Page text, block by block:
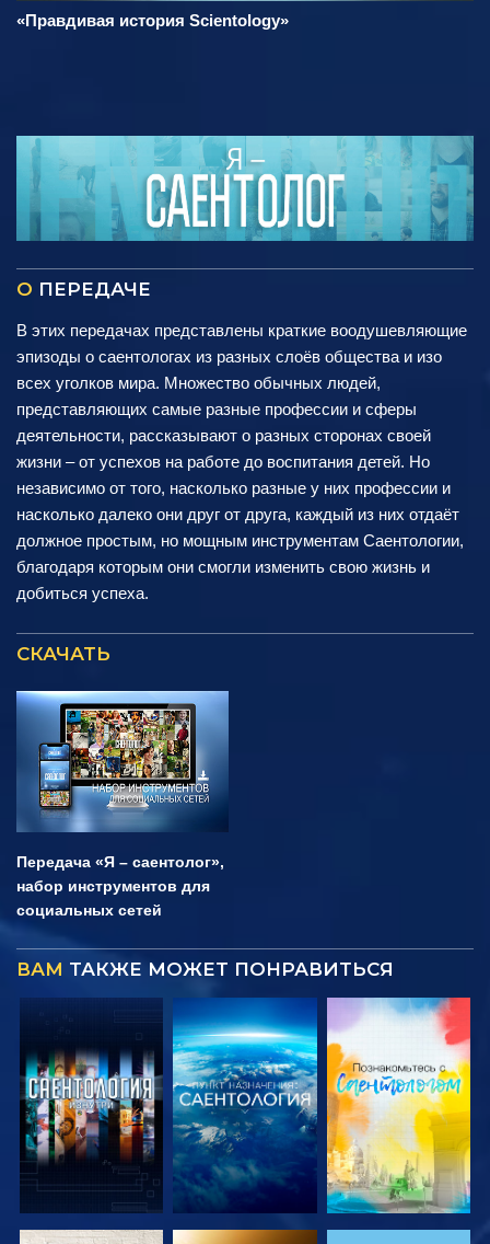
«Правдивая история Scientology»
О ПЕРЕДАЧЕ
В этих передачах представлены краткие воодушевляющие
эпизоды о саентологах из разных слоёв общества и изо
всех уголков мира. Множество обычных людей,
представляющих самые разные профессии и сферы
деятельности, рассказывают о разных сторонах своей
жизни – от успехов на работе до воспитания детей. Но
независимо от того, насколько разные у них профессии и
насколько далеко они друг от друга, каждый из них отдаёт
должное простым, но мощным инструментам Саентологии,
благодаря которым они смогли изменить свою жизнь и
добиться успеха.
СКАЧАТЬ
Передача «Я – саентолог»,
набор инструментов для
социальных сетей
ВАМ ТАКЖЕ МОЖЕТ ПОНРАВИТЬСЯ